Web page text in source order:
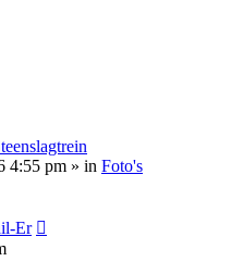
4:55 pm » in Foto's
Er